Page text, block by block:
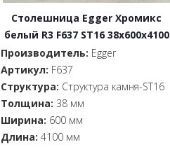
Столешница Egger Хромикс
белый R3 F637 ST16 38x600x4100
Производитель: Egger
Артикул: F637
Структура: Структура камня-ST16
Толщина: 38 мм
Ширина: 600 мм
Длина: 4100 мм